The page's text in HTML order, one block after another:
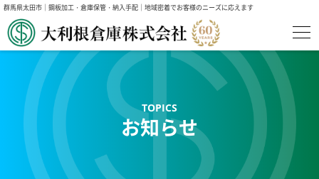
群馬県太田市｜鋼板加工・倉庫保管・納入手配｜地域密着でお客様のニーズに応えます
お知らせ